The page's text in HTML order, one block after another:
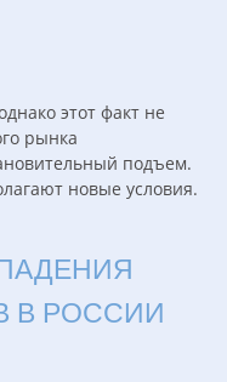
этот факт не
рынка
подъем.
новые условия.
В РОССИИ